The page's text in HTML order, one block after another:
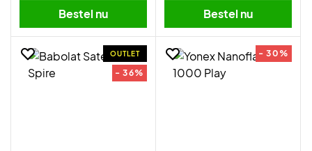
Bestel nu Bestel nu
OUTLET
- 36%
- 30%